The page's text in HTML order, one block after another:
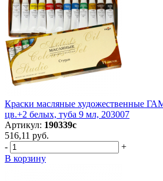
Краски масляные художественные
цв.+2 белых, туба 9 мл, 203007
Артикул: 190339с
516,11 руб.
-
+
В корзину